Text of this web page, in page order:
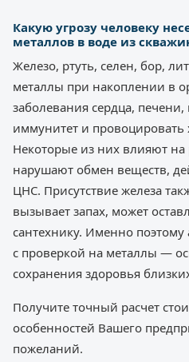
Какую угрозу человеку
металлов в воде из
Железо, ртуть, селен, бор,
металлы при накоплении в
заболевания сердца, печени,
иммунитет и провоцировать
Некоторые из них влияют на
нарушают обмен веществ,
ЦНС. Присутствие железа
вызывает запах, может
сантехнику. Именно
с проверкой на металлы —
сохранения здоровья
Получите точный расчет
особенностей Вашего
пожеланий.